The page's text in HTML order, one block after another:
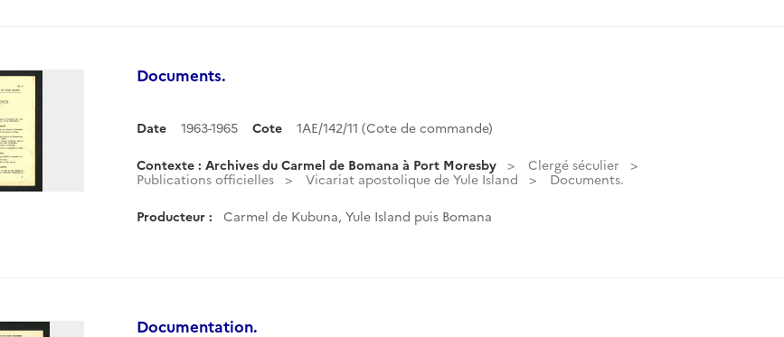
Documents.
Date 1963-1965 Cote 1AE/142/11 (Cote de commande)
Contexte : Archives du Carmel de Bomana à Port Moresby
Clergé séculier
Publications officielles
Vicariat apostolique de Yule Island Documents.
Producteur : Carmel de Kubuna, Yule Island puis Bomana
Documentation.